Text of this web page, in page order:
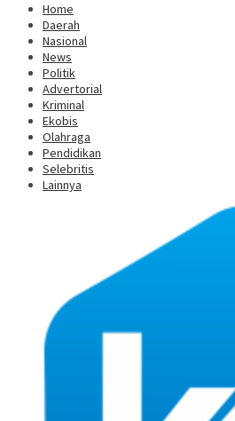
Home
Daerah
Nasional
News
Politik
Advertorial
Kriminal
Ekobis
Olahraga
Pendidikan
Selebritis
Lainnya